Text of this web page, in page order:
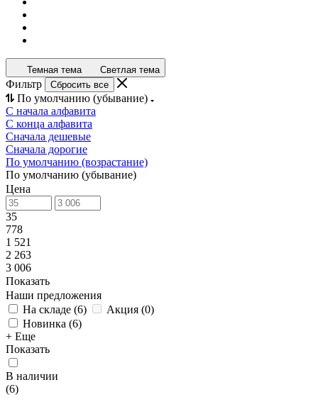
Темная тема Светлая тема
Фильтр Сбросить все
По умолчанию (убывание)
С начала алфавита
С конца алфавита
Сначала дешевые
Сначала дорогие
По умолчанию (возрастание)
По умолчанию (убывание)
Цена
35
778
1 521
2 263
3 006
Показать
Наши предложения
На складе (6) Акция (0)
Новинка (6)
+ Еще
Показать
В наличии
(6)